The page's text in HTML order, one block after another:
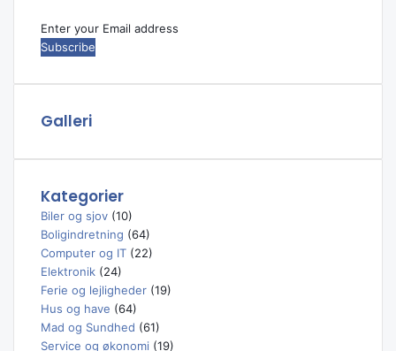
Enter
your
address
Galleri
Kategorier
Biler og sjov (10)
Boligindretning (64)
Computer og IT (22)
Elektronik (24)
Ferie og lejligheder (19)
Hus og have (64)
Mad og Sundhed (61)
Service og økonomi (19)